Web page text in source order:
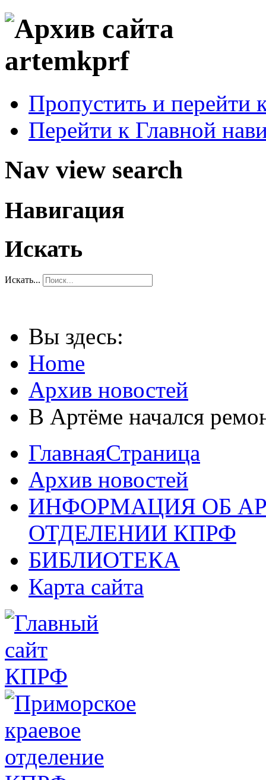
Пропустить и перейти
Перейти к Главной
Nav view search
Навигация
Искать
Искать...
Вы здесь:
Home
Архив новостей
В Артёме начался
ГлавнаяСтраница
Архив новостей
ИНФОРМАЦИЯ ОБ
ОТДЕЛЕНИИ КПРФ
БИБЛИОТЕКА
Карта сайта